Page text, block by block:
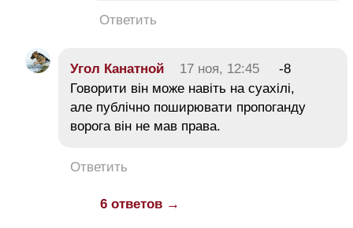
Ответить
Угол Канатной 17 ноя, 12:45
-8
Говорити він може навіть на суахілі,
але публічно поширювати пропоганду
ворога він не мав права.
Ответить
6 ответов →